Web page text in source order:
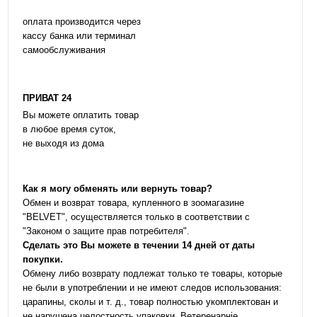
оплата производится через
кассу банка или терминал
самообслуживания
ПРИВАТ 24
Вы можете оплатить товар
в любое время суток,
не выходя из дома
Как я могу обменять или вернуть товар?
Обмен и возврат товара, купленного в зоомагазине
"BELVET", осуществляется только в соответствии с
"Законом о защите прав потребителя".
Сделать это Вы можете в течении 14 дней от даты
покупки.
Обмену либо возврату подлежат только те товары, которые
не были в употреблении и не имеют следов использования:
царапины, сколы и т. д., товар полностью укомплектован и